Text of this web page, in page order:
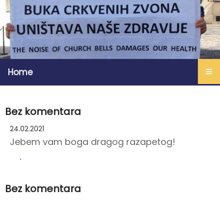
Home
Bez komentara
24.02.2021
Jebem vam boga dragog razapetog!
.
Bez komentara